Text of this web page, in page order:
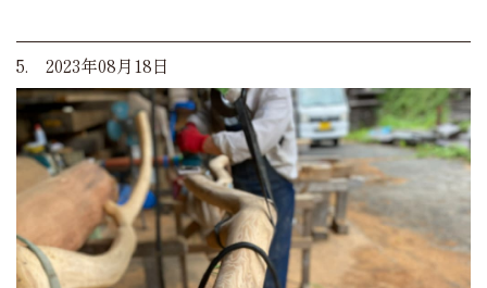
5. 2023年08月18日